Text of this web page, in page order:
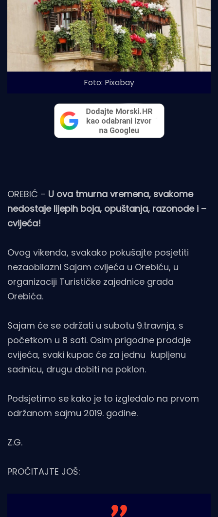
Foto: Pixabay
OREBIĆ – U ova tmurna vremena, svakome
nedostaje lijepih boja, opuštanja, razonode i –
cvijeća!
Ovog vikenda, svakako pokušajte posjetiti
nezaobilazni Sajam cvijeća u Orebiću, u
organizaciji Turističke zajednice grada
Orebića.
Sajam će se održati u subotu 9.travnja, s
početkom u 8 sati. Osim prigodne prodaje
cvijeća, svaki kupac će za jednu kupljenu
sadnicu, drugu dobiti na poklon.
Podsjetimo se kako je to izgledalo na prvom
održanom sajmu 2019. godine.
Z.G.
PROČITAJTE JOŠ: